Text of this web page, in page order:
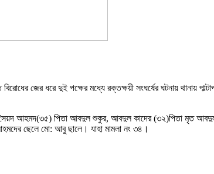
জের ধরে দুই পক্ষের মধ্যে রক্তক্ষয়ী সংঘর্ষের ঘটনায় থানায়
আহমদ(৩৫) পিতা আবদুল শুকুর, আবদুল কাদের (৩২)পিতা মৃত
ছেলে মো: আবু ছালে। যাহা মামলা নং ৩৪।